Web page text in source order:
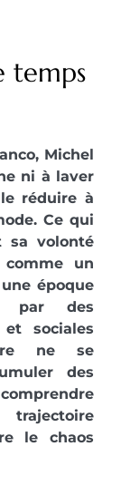
temps
Michel
ni à laver
réduire à
Ce qui
sa volonté
comme un
époque
par des
sociales
ne se
des
le chaos